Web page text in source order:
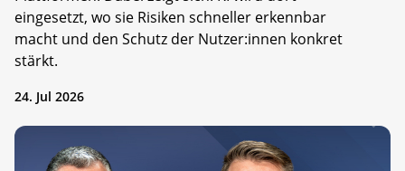
eingesetzt, wo sie Risiken schneller erkennbar
macht und den Schutz der Nutzer:innen konkret
stärkt.
24. Jul 2026